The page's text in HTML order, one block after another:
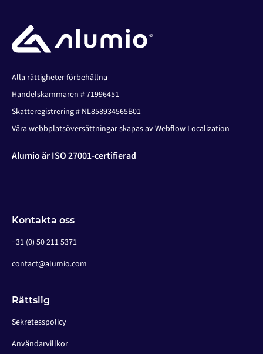
Alla rättigheter förbehållna
Handelskammaren # 71996451
Skatteregistrering # NL858934565B01
Våra webbplatsöversättningar skapas av Webflow Localization
Alumio är ISO 27001-certifierad
Kontakta oss
+31 (0) 50 211 5371
contact@alumio.com
Rättslig
Sekretesspolicy
Användarvillkor